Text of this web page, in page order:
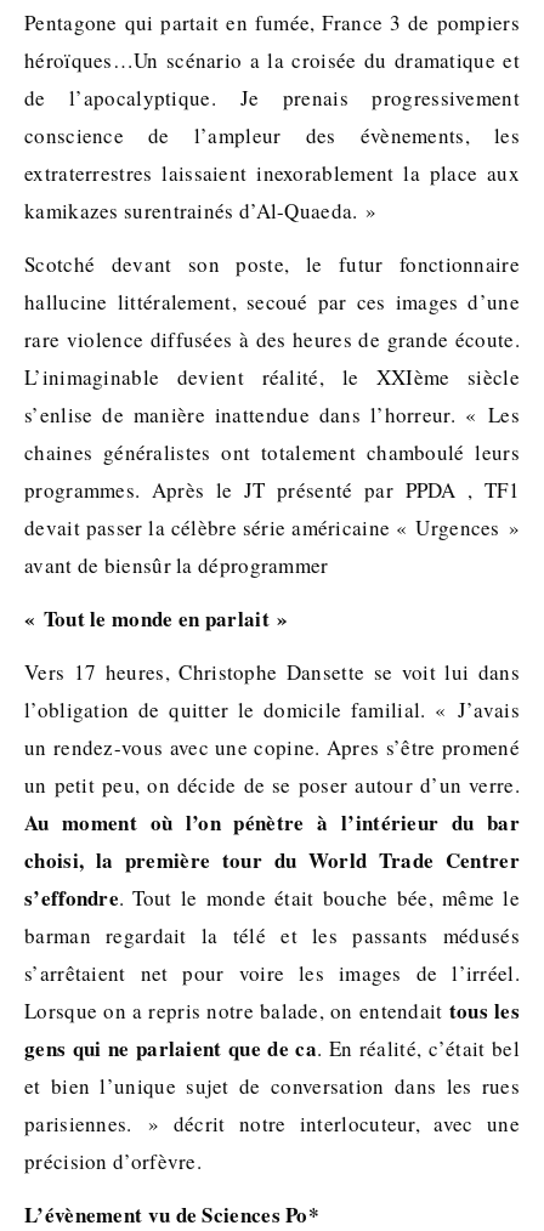
Pentagone qui partait en fumée, France 3 de pompiers
héroïques…Un scénario a la croisée du dramatique et
de l’apocalyptique. Je prenais progressivement
conscience de l’ampleur des évènements, les
extraterrestres laissaient inexorablement la place aux
kamikazes surentrainés d’Al-Quaeda. »
Scotché devant son poste, le futur fonctionnaire
hallucine littéralement, secoué par ces images d’une
rare violence diffusées à des heures de grande écoute.
L’inimaginable devient réalité, le XXIème siècle
s’enlise de manière inattendue dans l’horreur. « Les
chaines généralistes ont totalement chamboulé leurs
programmes. Après le JT présenté par PPDA , TF1
devait passer la célèbre série américaine « Urgences »
avant de biensûr la déprogrammer
« Tout le monde en parlait »
Vers 17 heures, Christophe Dansette se voit lui dans
l’obligation de quitter le domicile familial. « J’avais
un rendez-vous avec une copine. Apres s’être promené
un petit peu, on décide de se poser autour d’un verre.
Au moment où l’on pénètre à l’intérieur du bar
choisi, la première tour du World Trade Centrer
s’effondre. Tout le monde était bouche bée, même le
barman regardait la télé et les passants médusés
s’arrêtaient net pour voire les images de l’irréel.
Lorsque on a repris notre balade, on entendait tous les
gens qui ne parlaient que de ca. En réalité, c’était bel
et bien l’unique sujet de conversation dans les rues
parisiennes. » décrit notre interlocuteur, avec une
précision d’orfèvre.
L’évènement vu de Sciences Po*